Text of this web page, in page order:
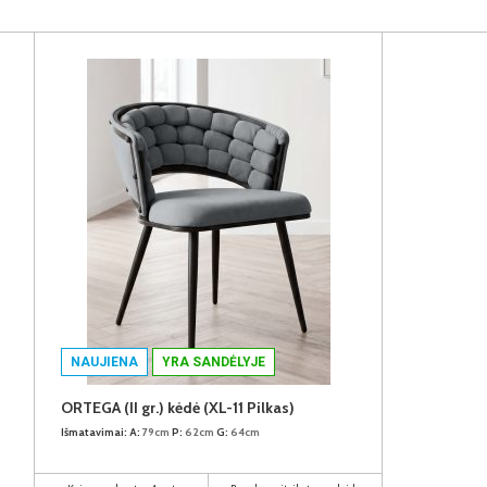
NAUJIENA YRA SANDĖLYJE
ORTEGA (II gr.) kėdė (XL-11 Pilkas)
Išmatavimai: A: 79cm P: 62cm G: 64cm